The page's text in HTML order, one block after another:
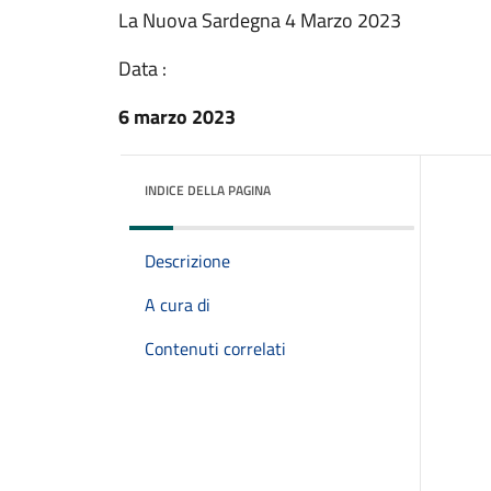
La Nuova Sardegna 4 Marzo 2023
Data :
6 marzo 2023
INDICE DELLA PAGINA
Descrizione
A cura di
Contenuti correlati